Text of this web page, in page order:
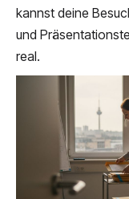
kannst deine
und
real.